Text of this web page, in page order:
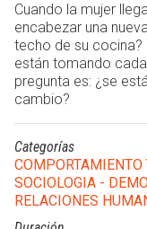
Cuando la mujer
encabezar una
techo de su cocina?
están tomando
pregunta es: ¿se
cambio?
Categorías
SOCIOLOGIA -
RELACIONES